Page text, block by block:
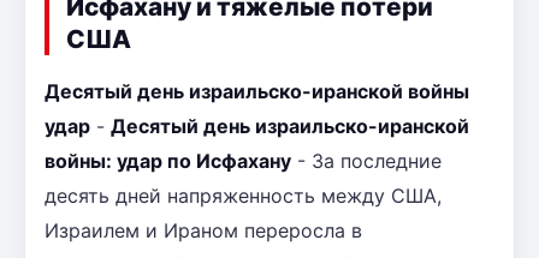
Исфахану и тяжелые потери
США
Десятый день израильско-иранской войны
удар - Десятый день израильско-иранской
войны: удар по Исфахану - За последние
десять дней напряженность между США,
Израилем и Ираном переросла в